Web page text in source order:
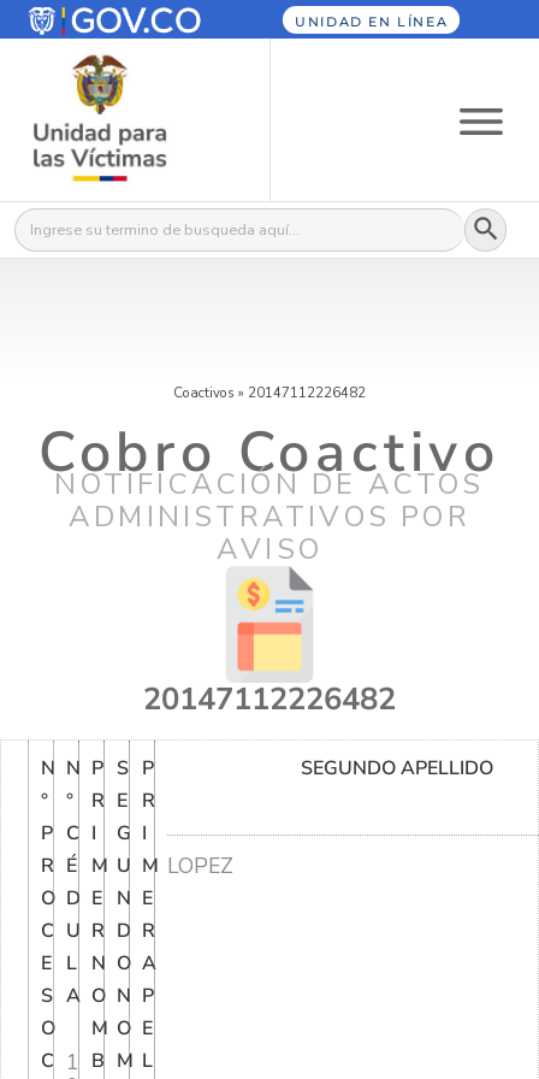
UNIDAD EN LÍNEA
Buscar: Botón
Coactivos » 20147112226482
Cobro Coactivo
NOTIFICACIÓN DE ACTOS
ADMINISTRATIVOS POR
AVISO
20147112226482
N
°
P
R
O
C
E
S
O
C
N
°
C
É
D
U
L
A
1
P
R
I
M
E
R
N
O
M
B
S
E
G
U
N
D
O
N
O
M
P
R
I
M
E
R
A
P
E
L
SEGUNDO APELLIDO
LOPEZ